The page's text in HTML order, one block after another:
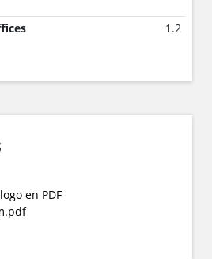
1.2
en PDF